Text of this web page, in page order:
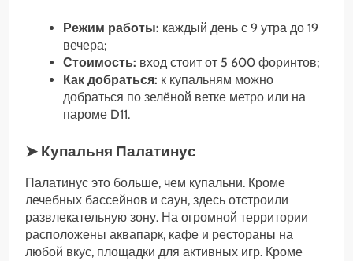
Режим работы: каждый день с 9 утра до 19
вечера;
Стоимость: вход стоит от 5 600 форинтов;
Как добраться: к купальням можно
добраться по зелёной ветке метро или на
пароме D11.
➤ Купальня Палатинус
Палатинус это больше, чем купальни. Кроме
лечебных бассейнов и саун, здесь отстроили
развлекательную зону. На огромной территории
расположены аквапарк, кафе и рестораны на
любой вкус, площадки для активных игр. Кроме